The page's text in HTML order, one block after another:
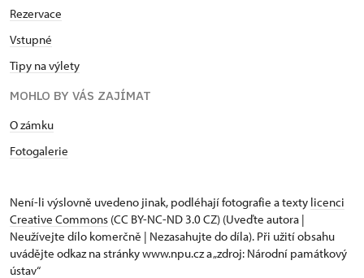
Rezervace
Vstupné
Tipy na výlety
MOHLO BY VÁS ZAJÍMAT
O zámku
Fotogalerie
Není-li výslovně uvedeno jinak, podléhají fotografie a texty licenci
Creative Commons (CC BY-NC-ND 3.0 CZ) (Uveďte autora |
Neužívejte dílo komerčně | Nezasahujte do díla). Při užití obsahu
uvádějte odkaz na stránky www.npu.cz a „zdroj: Národní památkový
ústav“